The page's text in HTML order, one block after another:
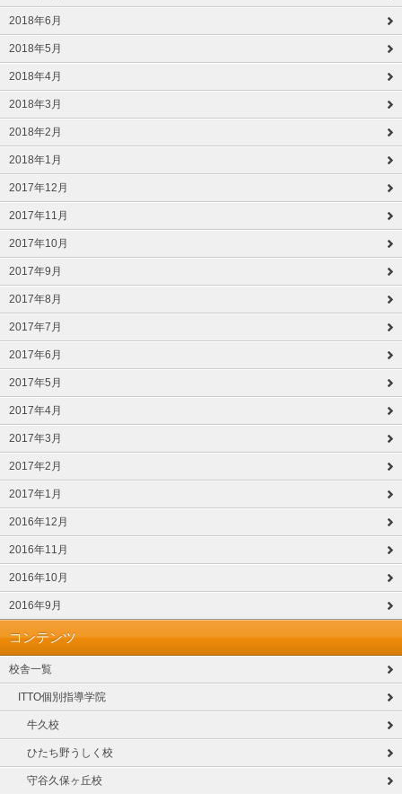
2018年6月
2018年5月
2018年4月
2018年3月
2018年2月
2018年1月
2017年12月
2017年11月
2017年10月
2017年9月
2017年8月
2017年7月
2017年6月
2017年5月
2017年4月
2017年3月
2017年2月
2017年1月
2016年12月
2016年11月
2016年10月
2016年9月
コンテンツ
校舎一覧
ITTO個別指導学院
牛久校
ひたち野うしく校
守谷久保ヶ丘校